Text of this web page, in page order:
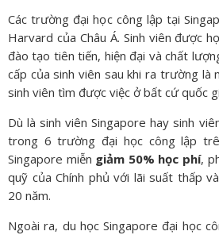
Các trường đại học công lập tại
Harvard của Châu Á. Sinh viên được
đào tạo tiên tiến, hiện đại và chất
cấp của sinh viên sau khi ra trường là
sinh viên tìm được việc ở bất cứ quốc
Dù là sinh viên Singapore hay sinh
trong 6 trường đại học công lập
Singapore miễn giảm 50% học phí,
quỹ của Chính phủ với lãi suất thấp
20 năm.
Ngoài ra, du học Singapore đại học